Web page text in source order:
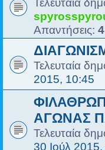
Απαντήσεις: 4
Τελευταία
2015, 10:45
ΑΓΩΝΑΣ
Τελευταία
30 Ιούλ